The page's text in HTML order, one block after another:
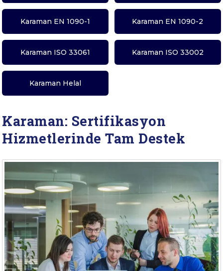
Karaman EN 1090-1 Karaman EN 1090-2
Karaman ISO 33061 Karaman ISO 33002
Karaman Helal
Karaman: Sertifikasyon
Hizmetlerinde Tam Destek